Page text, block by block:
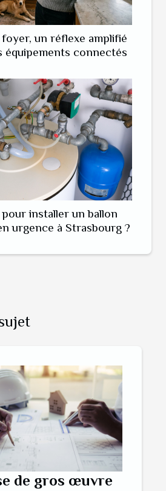
un réflexe amplifié
équipements connectés
installer un ballon
urgence à Strasbourg ?
de gros œuvre